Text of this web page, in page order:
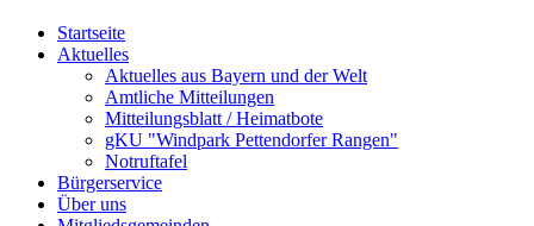
Startseite
Aktuelles
Aktuelles aus Bayern und der Welt
Amtliche Mitteilungen
Mitteilungsblatt / Heimatbote
gKU "Windpark Pettendorfer Rangen"
Notruftafel
Bürgerservice
Über uns